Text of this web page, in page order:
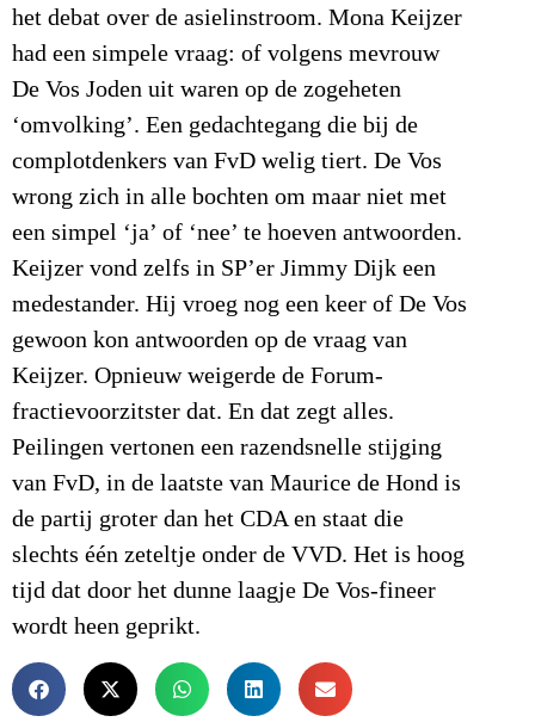
het debat over de asielinstroom. Mona Keijzer
had een simpele vraag: of volgens mevrouw
De Vos Joden uit waren op de zogeheten
‘omvolking’. Een gedachtegang die bij de
complotdenkers van FvD welig tiert. De Vos
wrong zich in alle bochten om maar niet met
een simpel ‘ja’ of ‘nee’ te hoeven antwoorden.
Keijzer vond zelfs in SP’er Jimmy Dijk een
medestander. Hij vroeg nog een keer of De Vos
gewoon kon antwoorden op de vraag van
Keijzer. Opnieuw weigerde de Forum-
fractievoorzitster dat. En dat zegt alles.
Peilingen vertonen een razendsnelle stijging
van FvD, in de laatste van Maurice de Hond is
de partij groter dan het CDA en staat die
slechts één zeteltje onder de VVD. Het is hoog
tijd dat door het dunne laagje De Vos-fineer
wordt heen geprikt.